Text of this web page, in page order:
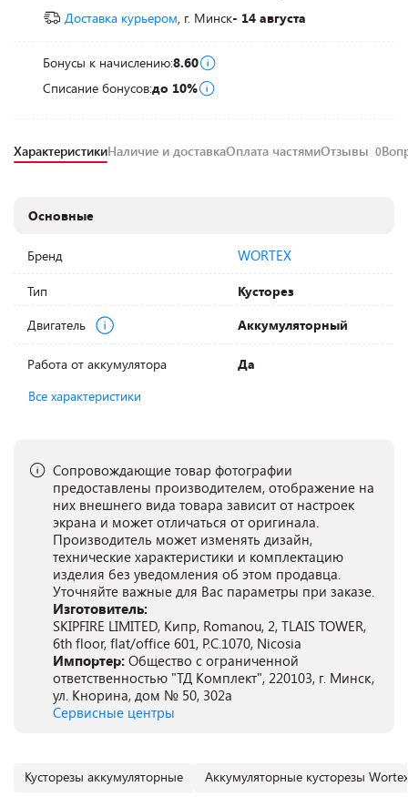
Доставка курьером, г. Минск- 14 августа
Бонусы к начислению:8.60
Списание бонусов:до 10%
ХарактеристикиНаличие и доставкаОплата частямиОтзывы 0
Основные
Бренд WORTEX
Тип
Кусторез
Двигатель
Аккумуляторный
Работа от аккумулятора
Да
Все характеристики
Сопровождающие товар фотографии
предоставлены производителем, отображение на
них внешнего вида товара зависит от настроек
экрана и может отличаться от оригинала.
Производитель может изменять дизайн,
технические характеристики и комплектацию
изделия без уведомления об этом продавца.
Уточняйте важные для Вас параметры при заказе.
Изготовитель:
SKIPFIRE LIMITED, Кипр, Romanou, 2, TLAIS TOWER,
6th floor, flat/office 601, P.C.1070, Nicosia
Импортер: Общество с ограниченной
ответственностью "ТД Комплект", 220103, г. Минск,
ул. Кнорина, дом № 50, 302а
Сервисные центры
Кусторезы аккумуляторные Аккумуляторные кусторезы Wortex